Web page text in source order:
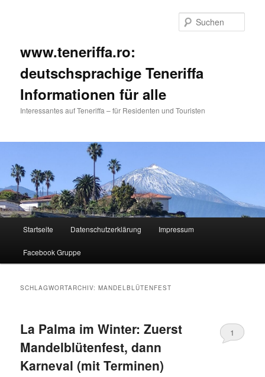
www.teneriffa.ro:
deutschsprachige Teneriffa
Informationen für alle
Interessantes auf Teneriffa – für Residenten und Touristen
Zum
primären
Zum
sekundären
Startseite Datenschutzerklärung Impressum
Facebook Gruppe
SCHLAGWORTARCHIV:MANDELBLÜTENFEST
La Palma im Winter: Zuerst
Mandelblütenfest, dann
Karneval (mit Terminen)
1